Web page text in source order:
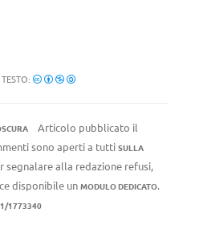
Articolo pubblicato il
sono aperti a tutti SULLA
segnalare alla redazione refusi,
disponibile un MODULO DEDICATO.
1773340